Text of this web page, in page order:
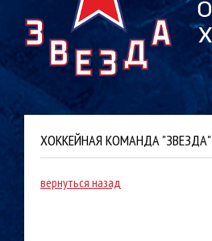
ХОККЕЙНАЯ КОМАНДА "ЗВЕЗДА"
вернуться назад